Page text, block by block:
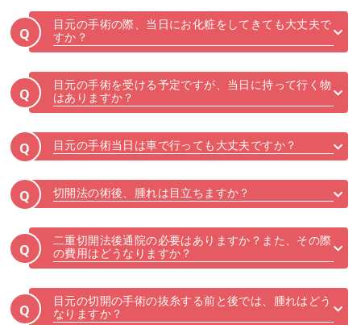
Q
目元の手術の際、当日にお化粧をしてきても大丈夫で
すか？
Q
目元の手術を受ける予定ですが、当日に持って行く物
はありますか？
Q 目元の手術当日は車で行っても大丈夫ですか？
Q 切開法の術後、腫れは目立ちますか？
Q
二重切開法後通院の必要はありますか？また、その際
の費用はどうなりますか？
Q
目元の切開の手術の抜糸する前と後では、腫れはどう
なりますか？